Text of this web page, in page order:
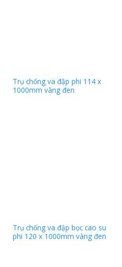
Trụ chống va đập phi 114 x
1000mm vàng đen
Trụ chống va đập bọc cao su
phi 120 x 1000mm vàng đen